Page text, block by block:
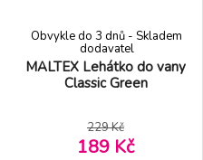
MALTEX Lehátko do vany
Classic Green
Obvykle do 3 dnů - Skladem
dodavatel
229 Kč
189 Kč